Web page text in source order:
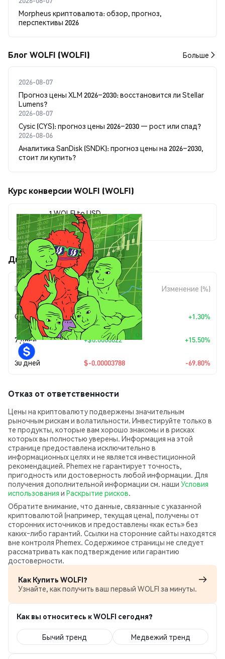
Morpheus криптовалюта: обзор, прогноз,
перспективы 2026
Блог WOLFI (WOLFI) Больше
2026-08-07
Прогноз цены XLM 2026–2030: восстановится ли Stellar
Lumens?
2026-08-07
Cysic (CYS): прогноз цены 2026–2030 — рост или спад?
2026-08-06
Аналитика SanDisk (SNDK): прогноз цены на 2026–2030,
стоит ли купить?
Курс конверсии WOLFI (WOLFI)
1 WOLFI to USD
$0.00001639
Движения цены WOLFI (WOLFI)
Период
Изменение
суммы
Изменение (%)
Сегодня +$0.00000021 +1.30%
7 дней +$0.0000022 +15.50%
30 дней $-0.00003788 -69.80%
Отказ от ответственности
Цены на криптовалюту подвержены значительным
рыночным рискам и волатильности. Инвестируйте только в
те продукты, которые вам хорошо знакомы и в рисках
которых вы полностью уверены. Информация на этой
странице предоставлена исключительно в
информационных целях и не является инвестиционной
рекомендацией. Phemex не гарантирует точность,
пригодность или достоверность любой информации. Для
получения дополнительной информации см. наши Условия
использования и Раскрытие рисков.
Обратите внимание, что данные, связанные с указанной
криптовалютой (например, текущая цена), получены от
сторонних источников и предоставлены «как есть» без
каких‑либо гарантий. Ссылки на сторонние сайты находятся
вне контроля Phemex. Содержимое страницы не следует
рассматривать как подтверждение или гарантию
достоверности.
Как Купить WOLFI?
Узнайте, как получить ваш первый WOLFI за минуты.
Как вы относитесь к WOLFI сегодня?
Бычий тренд Медвежий тренд